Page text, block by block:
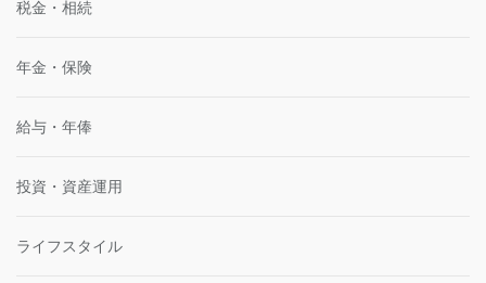
税金・相続
年金・保険
給与・年俸
投資・資産運用
ライフスタイル